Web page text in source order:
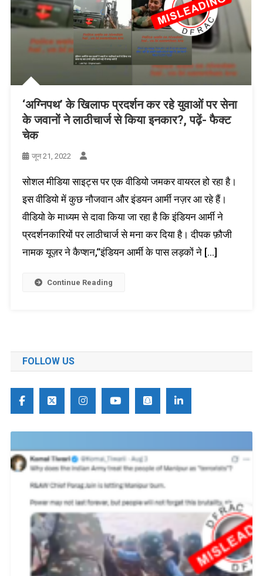
‘अग्निपथ’ के खिलाफ प्रदर्शन कर रहे युवाओं पर सेना
के जवानों ने लाठीचार्ज से किया इनकार?, पढ़ें- फैक्ट
चेक
जून 21, 2022
सोशल मीडिया साइट्स पर एक वीडियो जमकर वायरल हो रहा है।
इस वीडियो में कुछ नौजवान और इंडयन आर्मी नज़र आ रहे हैं।
वीडियो के माध्यम से दावा किया जा रहा है कि इंडियन आर्मी ने
प्रदर्शनकारियों पर लाठीचार्ज से मना कर दिया है। दीपक फ़ौजी
नामक यूज़र ने कैप्शन,“इंडियन आर्मी के पास लड़कों ने […]
Continue Reading
FOLLOW US